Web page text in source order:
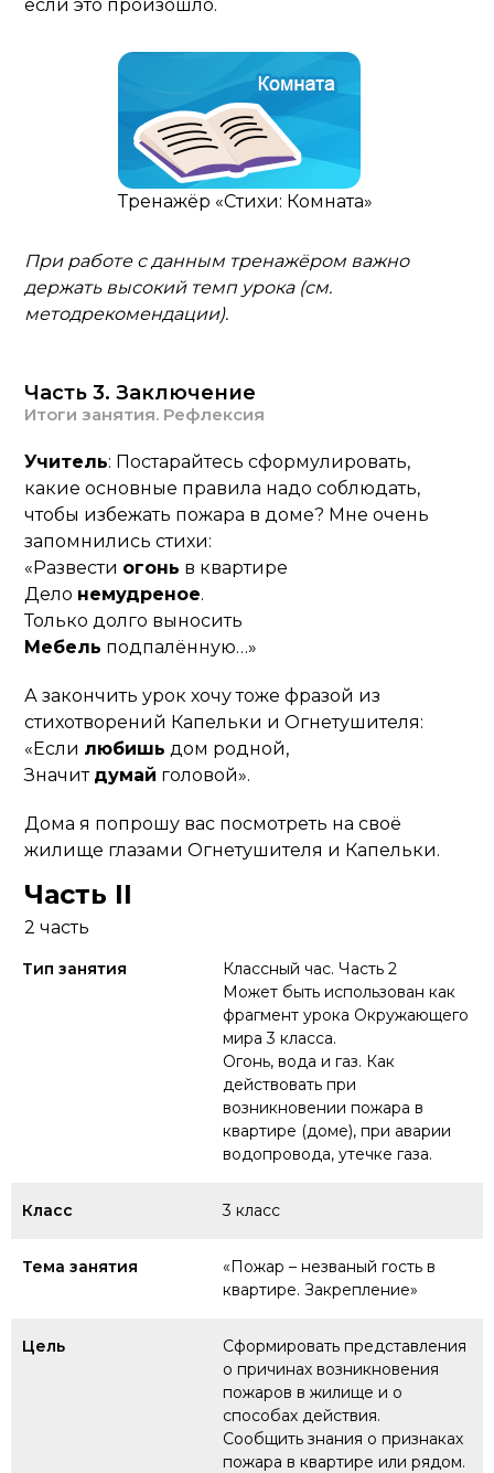
если это произошло.
Тренажёр «Стихи: Комната»
При работе с данным тренажёром важно
держать высокий темп урока (см.
методрекомендации).
Часть 3. Заключение
Итоги занятия. Рефлексия
Учитель: Постарайтесь сформулировать,
какие основные правила надо соблюдать,
чтобы избежать пожара в доме? Мне очень
запомнились стихи:
«Развести огонь в квартире
Дело немудреное.
Только долго выносить
Мебель подпалённую…»
А закончить урок хочу тоже фразой из
стихотворений Капельки и Огнетушителя:
«Если любишь дом родной,
Значит думай головой».
Дома я попрошу вас посмотреть на своё
жилище глазами Огнетушителя и Капельки.
Часть II
2 часть
Тип занятия
Классный час. Часть 2
Может быть использован как
фрагмент урока Окружающего
мира 3 класса.
Огонь, вода и газ. Как
действовать при
возникновении пожара в
квартире (доме), при аварии
водопровода, утечке газа.
Класс 3 класс
Тема занятия
«Пожар – незваный гость в
квартире. Закрепление»
Цель
Сформировать представления
о причинах возникновения
пожаров в жилище и о
способах действия.
Сообщить знания о признаках
пожара в квартире или рядом.